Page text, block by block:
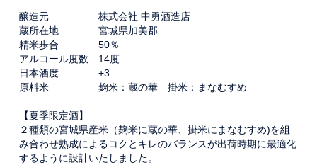
醸造元 株式会社 中勇酒造店
蔵所在地 宮城県加美郡
精米歩合 50％
アルコール度数 14度
日本酒度 +3
原料米 麹米：蔵の華 掛米：まなむすめ
【夏季限定酒】
２種類の宮城県産米（麹米に蔵の華、掛米にまなむすめ)を組
み合わせ熟成によるコクとキレのバランスが出荷時期に最適化
するように設計いたしました。